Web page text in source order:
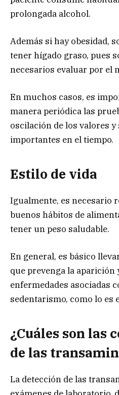
prolongada alcohol.
Además si hay obesidad,
tener hígado graso, pues
necesarios evaluar por el
En muchos casos, es
manera periódica las
oscilación de los valores y
importantes en el tiempo.
Estilo de vida
Igualmente, es necesario
buenos hábitos de
tener un peso saludable.
En general, es básico
que prevenga la aparición
enfermedades asociadas
sedentarismo, como lo es
¿Cuáles son las
de las
La detección de las